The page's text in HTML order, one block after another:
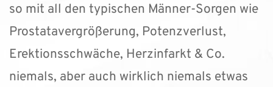
so mit all den typischen Männer-Sorgen wie
Prostataver­größerung, Potenzverlust,
Erektionsschwäche, Herzinfarkt & Co.
niemals, aber auch wirklich niemals etwas